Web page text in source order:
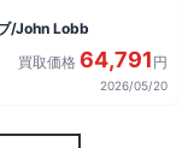
/John Lobb
買取価格 64,791 円
2026/05/20